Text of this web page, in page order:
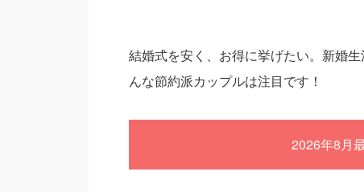
結婚式を安く、お得に挙げたい。新婚
んな節約派カップルは注目です！
2026年8月